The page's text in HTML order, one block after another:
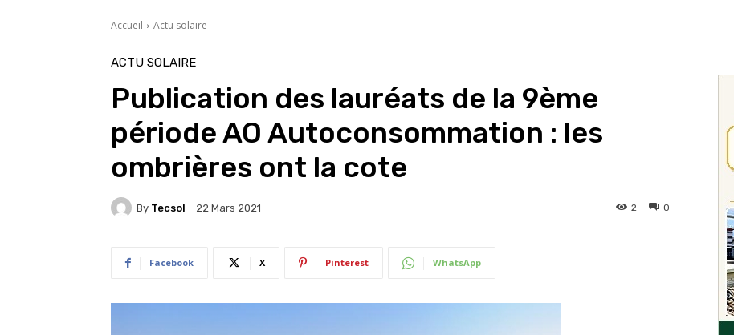
Accueil Actu solaire
ACTU SOLAIRE
Publication des lauréats de la 9ème
période AO Autoconsommation : les
ombrières ont la cote
By Tecsol 22 Mars 2021 0
2
Facebook X Pinterest WhatsApp